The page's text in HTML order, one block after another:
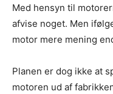
Med hensyn til
afvise noget. Men
motor mere mening
Planen er dog ikke at
motoren ud af